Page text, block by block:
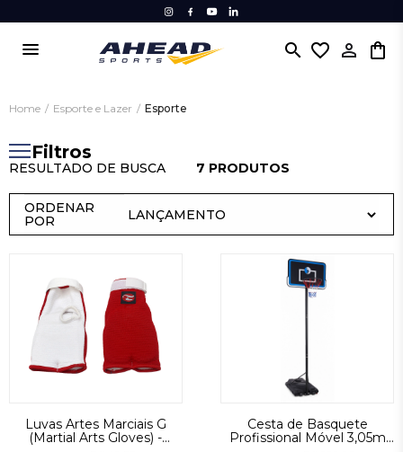
menu search favorite_border
Home / Esporte e Lazer / Esporte
RESULTADO DE BUSCA 7 PRODUTOS
Filtros
Luvas Artes Marciais G
(Martial Arts Gloves) -
Cesta de Basquete
Profissional Móvel 3,05m